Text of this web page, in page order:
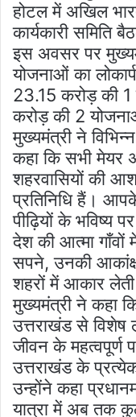
होटल में अखिल
कार्यकारी समिति
इस अवसर पर
योजनाओं का
23.15 करोड़ की 1
करोड़ की 2
मुख्यमंत्री ने
कहा कि सभी
शहरवासियों की
प्रतिनिधि हैं।
पीढ़ियों के भविष्य
देश की आत्मा गाँवों
सपने, उनकी
शहरों में आकार
मुख्यमंत्री ने कहा
उत्तराखंड से विशेष
जीवन के महत्वपूर्ण
उत्तराखंड के
उन्होंने कहा
यात्रा में अब तक